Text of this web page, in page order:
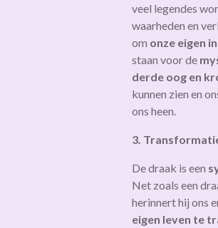
veel legendes
waarheden en
om onze eigen
staan voor de
derde oog en
kunnen zien en
ons heen.
3.
De draak is een
Net zoals een
herinnert hij ons
eigen leven te